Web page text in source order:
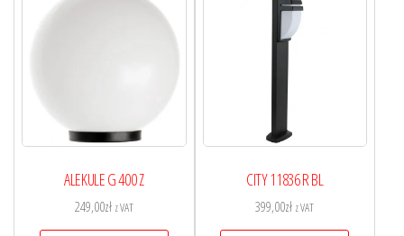
ALEKULE G 400 Z
249,00zł z VAT
CITY 11836 R BL
399,00zł z VAT